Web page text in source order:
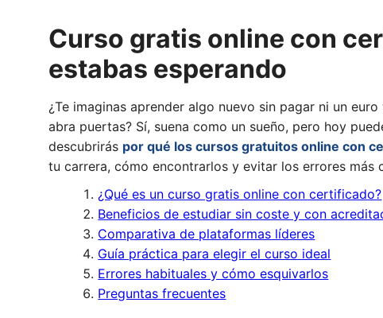
Curso gratis online con
estabas esperando
¿Te imaginas aprender algo nuevo sin pagar ni un
abra puertas? Sí, suena como un sueño, pero hoy
descubrirás por qué los cursos gratuitos online con
tu carrera, cómo encontrarlos y evitar los errores más
¿Qué es un curso gratis online con certificado?
Beneficios de estudiar sin coste y con
Comparativa de plataformas líderes
Guía práctica para elegir el curso ideal
Errores habituales y cómo esquivarlos
Preguntas frecuentes